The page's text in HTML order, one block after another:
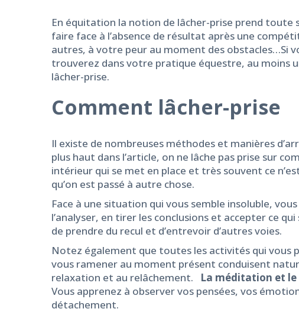
En équitation la notion de lâcher-prise prend toute
faire face à l’absence de résultat après une
autres, à votre peur au moment des obstacles…Si
trouverez dans votre pratique équestre, au moins
lâcher-prise.
Comment lâcher-prise
Il existe de nombreuses méthodes et manières
plus haut dans l’article, on ne lâche pas prise sur
intérieur qui se met en place et très souvent ce
qu’on est passé à autre chose.
Face à une situation qui vous semble insoluble,
l’analyser, en tirer les conclusions et accepter ce
de prendre du recul et d’entrevoir d’autres voies.
Notez également que toutes les activités qui
vous ramener au moment présent conduisent
relaxation et au relâchement.
La méditation et le
Vous apprenez à observer vos pensées, vos
détachement.